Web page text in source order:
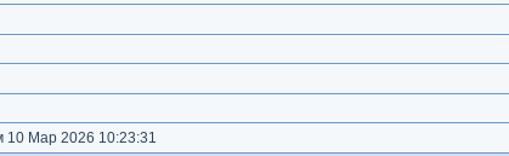
Мар 2026 10:23:31